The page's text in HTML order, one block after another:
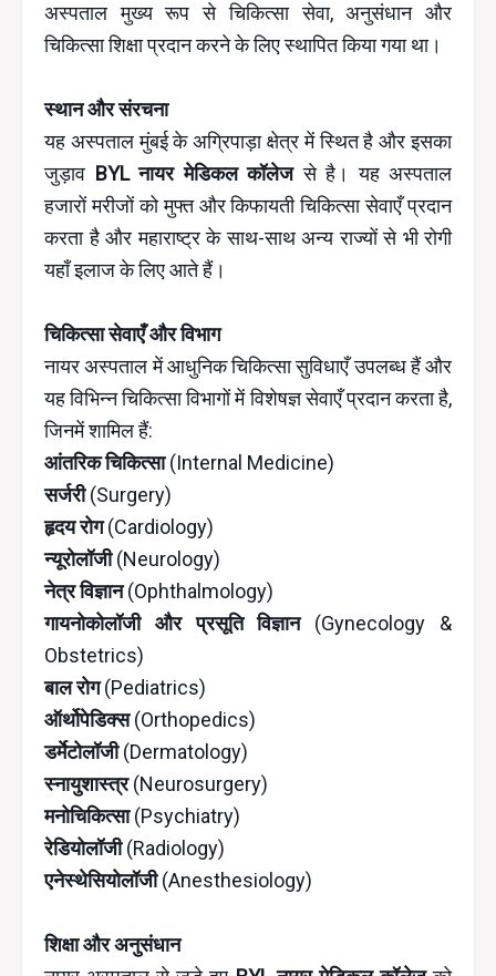
अस्पताल मुख्य रूप से चिकित्सा सेवा, अनुसंधान और
चिकित्सा शिक्षा प्रदान करने के लिए स्थापित किया गया था।
स्थान और संरचना
यह अस्पताल मुंबई के अग्रिपाड़ा क्षेत्र में स्थित है और इसका
जुड़ाव BYL नायर मेडिकल कॉलेजसे है। यह अस्पताल
हजारों मरीजों को मुफ्त और किफायती चिकित्सा सेवाएँ प्रदान
करता है और महाराष्ट्र के साथ-साथ अन्य राज्यों से भी रोगी
यहाँ इलाज के लिए आते हैं।
चिकित्सा सेवाएँ और विभाग
नायर अस्पताल में आधुनिक चिकित्सा सुविधाएँ उपलब्ध हैं और
यह विभिन्न चिकित्सा विभागों में विशेषज्ञ सेवाएँ प्रदान करता है,
जिनमें शामिल हैं:
आंतरिक चिकित्सा(Internal Medicine)
सर्जरी(Surgery)
हृदय रोग(Cardiology)
न्यूरोलॉजी(Neurology)
नेत्र विज्ञान(Ophthalmology)
गायनोकोलॉजी और प्रसूति विज्ञान(Gynecology &
Obstetrics)
बाल रोग(Pediatrics)
ऑर्थोपेडिक्स(Orthopedics)
डर्मेटोलॉजी(Dermatology)
स्नायुशास्त्र(Neurosurgery)
मनोचिकित्सा(Psychiatry)
रेडियोलॉजी(Radiology)
एनेस्थेसियोलॉजी(Anesthesiology)
शिक्षा और अनुसंधान